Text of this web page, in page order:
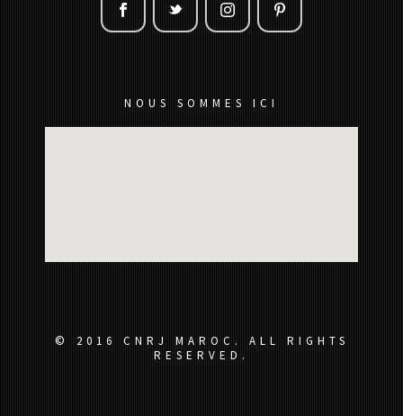
NOUS SOMMES ICI
© 2016 CNRJ MAROC. ALL RIGHTS
RESERVED.